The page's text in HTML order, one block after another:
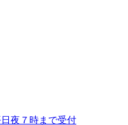
夜７時まで受付